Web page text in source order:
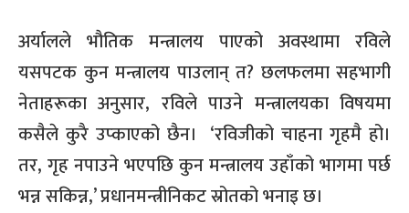
अर्यालले भौतिक मन्त्रालय पाएको अवस्थामा रविले
यसपटक कुन मन्त्रालय पाउलान् त? छलफलमा सहभागी
नेताहरूका अनुसार, रविले पाउने मन्त्रालयका विषयमा
कसैले कुरै उप्काएको छैन। ‘रविजीको चाहना गृहमै हो।
तर, गृह नपाउने भएपछि कुन मन्त्रालय उहाँको भागमा पर्छ
भन्न सकिन्न,’प्रधानमन्त्रीनिकट स्रोतको भनाइ छ।